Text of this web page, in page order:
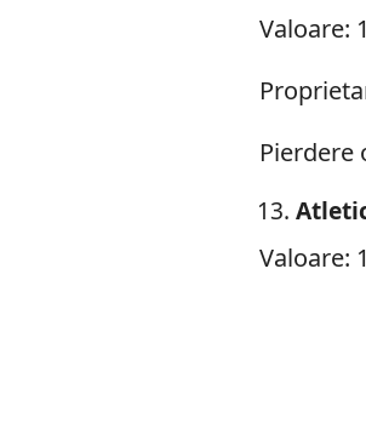
Valoare:
Pierdere
Valoare: